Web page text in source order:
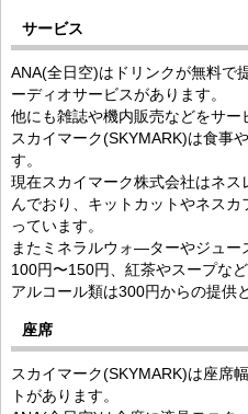
サービス
ANA(全日空)はドリンクが無料で
ーディオサービスがあります。
他にも雑誌や機内販売などをサー
スカイマーク(SKYMARK)は食事
す。
現在スカイマーク株式会社はネ
んでおり、キットカットやネス
っています。
またミネラルウォ―ターやジュー
100円〜150円、紅茶やスープな
アルコール類は300円からの提供
座席
スカイマーク(SKYMARK)は座席
トがあります。